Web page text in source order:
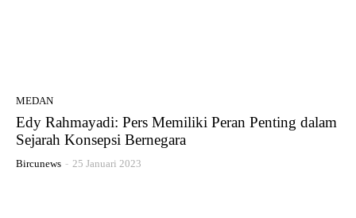
MEDAN
Edy Rahmayadi: Pers Memiliki Peran Penting dalam
Sejarah Konsepsi Bernegara
Bircunews - 25 Januari 2023